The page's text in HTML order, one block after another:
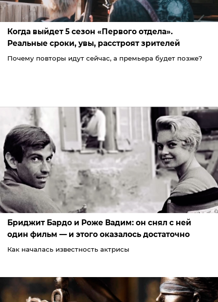
Когда выйдет 5 сезон «Первого отдела».
Реальные сроки, увы, расстроят зрителей
Почему повторы идут сейчас, а премьера будет позже?
Бриджит Бардо и Роже Вадим: он снял с ней
один фильм — и этого оказалось достаточно
Как началась известность актрисы